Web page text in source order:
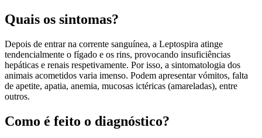
Quais os sintomas?
Depois de entrar na corrente sanguínea, a Leptospira atinge
tendencialmente o fígado e os rins, provocando insuficiências
hepáticas e renais respetivamente. Por isso, a sintomatologia dos
animais acometidos varia imenso. Podem apresentar vómitos, falta
de apetite, apatia, anemia, mucosas ictéricas (amareladas), entre
outros.
Como é feito o diagnóstico?